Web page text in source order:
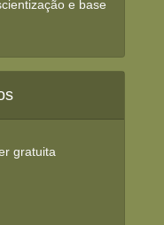
e base
gratuita